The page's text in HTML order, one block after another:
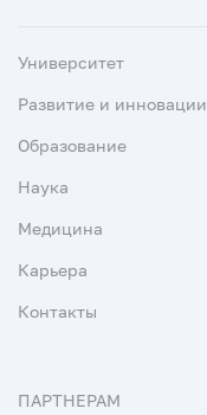
Университет
Развитие и инновации
Образование
Наука
Медицина
Карьера
Контакты
ПАРТНЕРАМ